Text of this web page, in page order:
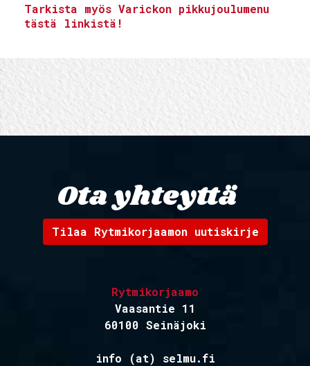
Tarkista myös Varickon pikkujoulumenu
tästä linkistä!
Ota yhteyttä
Tilaa Rytmikorjaamon uutiskirje
Rytmikorjaamo
Vaasantie 11
60100 Seinäjoki
info (at) selmu.fi